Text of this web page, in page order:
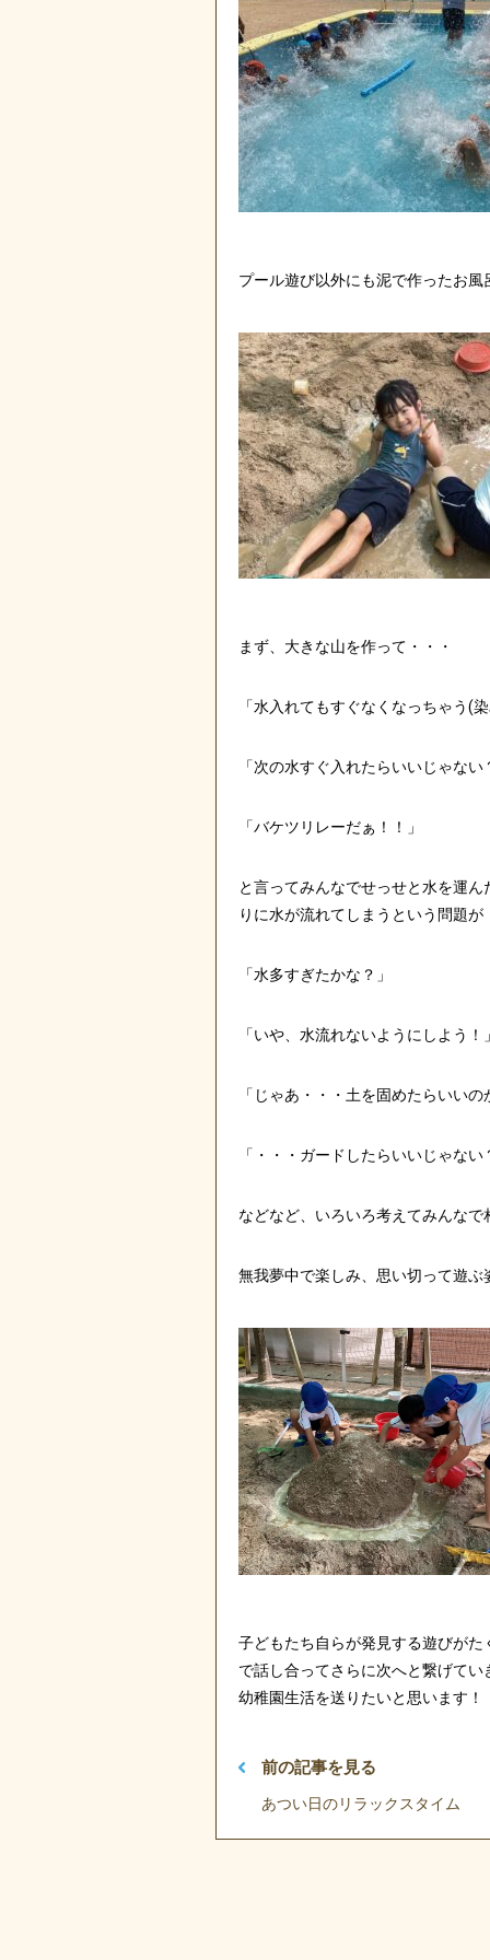
プール遊び以外にも泥で作ったお
まず、大きな山を作って・・・
「水入れてもすぐなくなっちゃう(
「次の水すぐ入れたらいいじゃない
「バケツリレーだぁ！！」
と言ってみんなでせっせと水を運
りに水が流れてしまうという問題が
「水多すぎたかな？」
「いや、水流れないようにしよう！
「じゃあ・・・土を固めたらいいの
「・・・ガードしたらいいじゃない
などなど、いろいろ考えてみんな
無我夢中で楽しみ、思い切って遊
子どもたち自らが発見する遊びが
で話し合ってさらに次へと繋げて
幼稚園生活を送りたいと思います！
前の記事を見る
あつい日のリラックスタイム